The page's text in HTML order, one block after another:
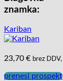
znamka:
Kariban
23,70 € brez DDV,
prenesi prospekt